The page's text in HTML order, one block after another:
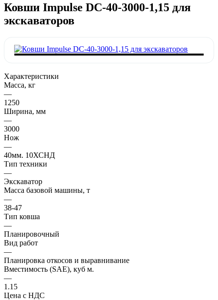
Ковши Impulse DC-40-3000-1,15 для
экскаваторов
Характеристики
Масса, кг
—
1250
Ширина, мм
—
3000
Нож
—
40мм. 10ХСНД
Тип техники
—
Экскаватор
Масса базовой машины, т
—
38-47
Тип ковша
—
Планировочный
Вид работ
—
Планировка откосов и выравнивание
Вместимость (SAE), куб м.
—
1.15
Цена с НДС